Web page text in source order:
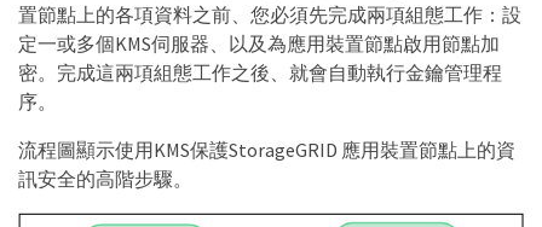
置節點上的各項資料之前、您必須先完成兩項組態工作：設
定一或多個KMS伺服器、以及為應用裝置節點啟用節點加
密。完成這兩項組態工作之後、就會自動執行金鑰管理程
序。
流程圖顯示使用KMS保護StorageGRID 應用裝置節點上的資
訊安全的高階步驟。